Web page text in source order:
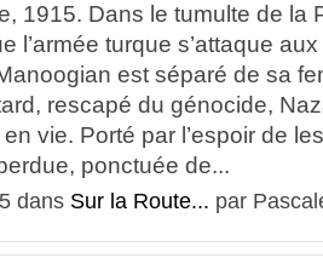
1915. Dans le tumulte de la
l’armée turque s’attaque
est séparé de sa
rescapé du génocide,
vie. Porté par l’espoir de
ponctuée de...
dans Sur la Route... par